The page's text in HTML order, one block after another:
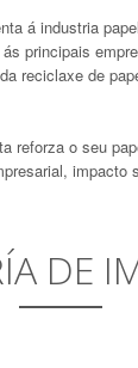
á industria
principais
reciclaxe de
reforza o seu
DE